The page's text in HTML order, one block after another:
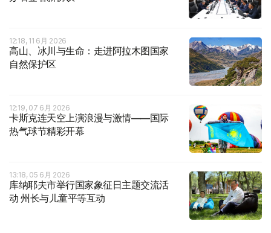
12:18, 11 6月 2026
高山、冰川与生命：走进阿拉木图国家
自然保护区
12:19, 07 6月 2026
卡斯克连天空上演浪漫与激情——国际
热气球节精彩开幕
13:18, 05 6月 2026
库纳耶夫市举行国家象征日主题交流活
动 州长与儿童平等互动